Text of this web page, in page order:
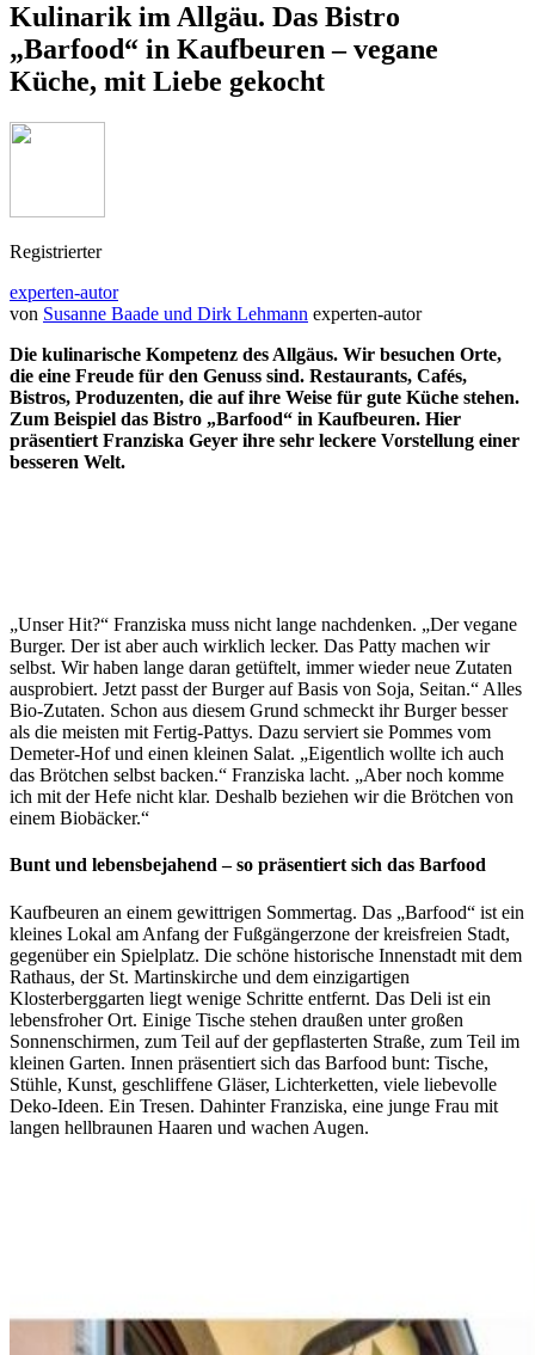
Kulinarik im Allgäu. Das Bistro
„Barfood“ in Kaufbeuren – vegane
Küche, mit Liebe gekocht
Registrierter
experten-autor
von Susanne Baade und Dirk Lehmann experten-autor
Die kulinarische Kompetenz des Allgäus. Wir besuchen Orte,
die eine Freude für den Genuss sind. Restaurants, Cafés,
Bistros, Produzenten, die auf ihre Weise für gute Küche stehen.
Zum Beispiel das Bistro „Barfood“ in Kaufbeuren. Hier
präsentiert Franziska Geyer ihre sehr leckere Vorstellung einer
besseren Welt.
„Unser Hit?“ Franziska muss nicht lange nachdenken. „Der vegane
Burger. Der ist aber auch wirklich lecker. Das Patty machen wir
selbst. Wir haben lange daran getüftelt, immer wieder neue Zutaten
ausprobiert. Jetzt passt der Burger auf Basis von Soja, Seitan.“ Alles
Bio-Zutaten. Schon aus diesem Grund schmeckt ihr Burger besser
als die meisten mit Fertig-Pattys. Dazu serviert sie Pommes vom
Demeter-Hof und einen kleinen Salat. „Eigentlich wollte ich auch
das Brötchen selbst backen.“ Franziska lacht. „Aber noch komme
ich mit der Hefe nicht klar. Deshalb beziehen wir die Brötchen von
einem Biobäcker.“
Bunt und lebensbejahend – so präsentiert sich das Barfood
Kaufbeuren an einem gewittrigen Sommertag. Das „Barfood“ ist ein
kleines Lokal am Anfang der Fußgängerzone der kreisfreien Stadt,
gegenüber ein Spielplatz. Die schöne historische Innenstadt mit dem
Rathaus, der St. Martinskirche und dem einzigartigen
Klosterberggarten liegt wenige Schritte entfernt. Das Deli ist ein
lebensfroher Ort. Einige Tische stehen draußen unter großen
Sonnenschirmen, zum Teil auf der gepflasterten Straße, zum Teil im
kleinen Garten. Innen präsentiert sich das Barfood bunt: Tische,
Stühle, Kunst, geschliffene Gläser, Lichterketten, viele liebevolle
Deko-Ideen. Ein Tresen. Dahinter Franziska, eine junge Frau mit
langen hellbraunen Haaren und wachen Augen.